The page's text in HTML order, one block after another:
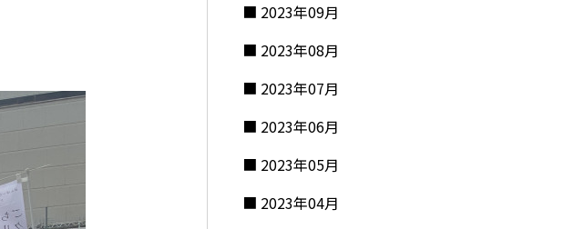
2023年09月
2023年08月
2023年07月
2023年06月
2023年05月
2023年04月